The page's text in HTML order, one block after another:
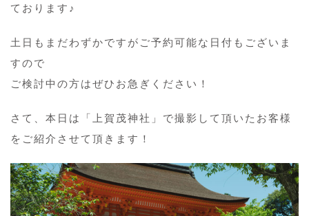
ております♪
土日もまだわずかですがご予約可能な日付もございま
すので
ご検討中の方はぜひお急ぎください！
さて、本日は「上賀茂神社」で撮影して頂いたお客様
をご紹介させて頂きます！